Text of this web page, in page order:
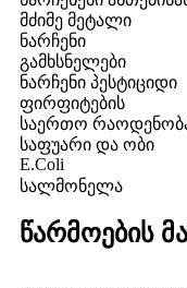
მძიმე მეტალი
ნარჩენი
გამხსნელები
ნარჩენი პესტიციდი
ფირფიტების
საერთო
საფუარი და ობი
E.Coli
სალმონელა
წარმოების